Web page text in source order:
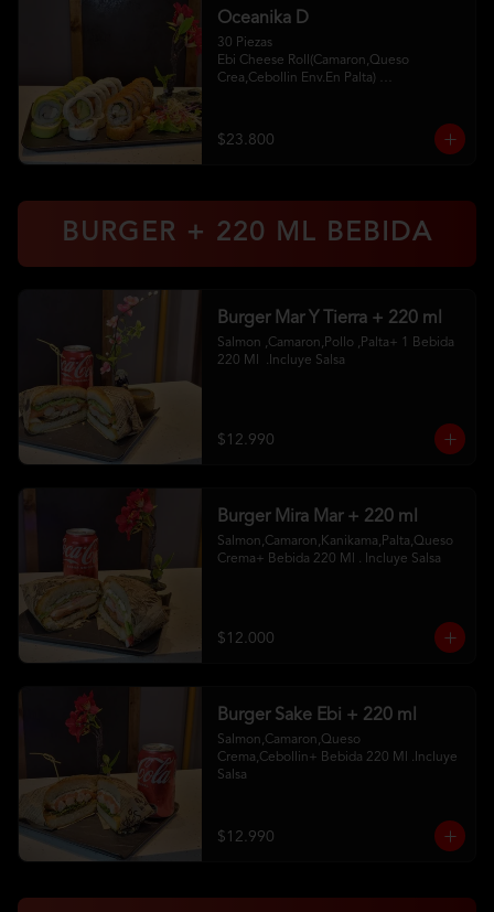
Oceanika D
30 Piezas
Ebi Cheese Roll(Camaron,Queso
Crea,Cebollin Env.En Palta)
Chikken Furay (Pollo,Queso Crema
,Ciboulette Env En Panko
$23.800
BURGER + 220 ML BEBIDA
Burger Mar Y Tierra + 220 ml
Salmon ,Camaron,Pollo ,Palta+ 1 Bebida
220 Ml  .Incluye Salsa
$12.990
Burger Mira Mar + 220 ml
Salmon,Camaron,Kanikama,Palta,Queso
Crema+ Bebida 220 Ml . Incluye Salsa
$12.000
Burger Sake Ebi + 220 ml
Salmon,Camaron,Queso
Crema,Cebollin+ Bebida 220 Ml .Incluye
Salsa
$12.990